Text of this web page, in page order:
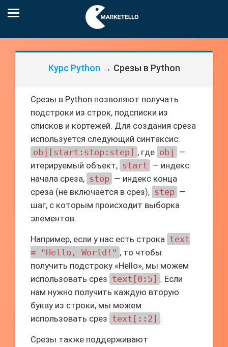
Курс Python → Срезы в Python
Срезы в Python позволяют получать
подстроки из строк, подсписки из
списков и кортежей. Для создания среза
используется следующий синтаксис:
obj[start:stop:step] , где obj
—
итерируемый объект, start — индекс
начала среза, stop — индекс конца
среза (не включается в срез), step —
шаг, с которым происходит выборка
элементов.
Например, если у нас есть строка text
= "Hello, World!" , то чтобы
получить подстроку «Hello», мы можем
использовать срез text[0:5] . Если
нам нужно получить каждую вторую
букву из строки, мы можем
использовать срез text[::2] .
Срезы также поддерживают